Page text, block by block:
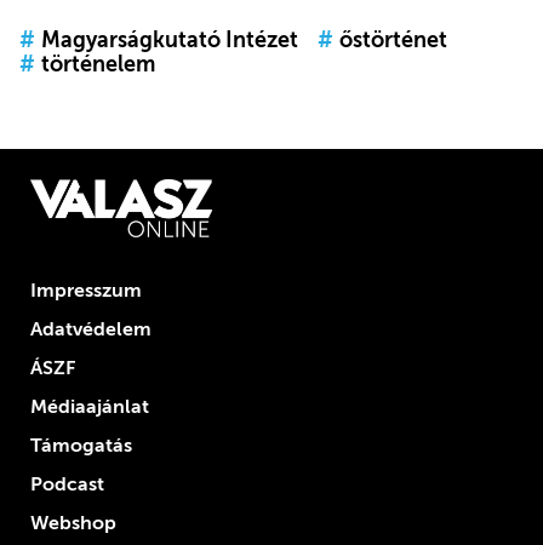
# Magyarságkutató Intézet # őstörténet
# történelem
Impresszum
Adatvédelem
ÁSZF
Médiaajánlat
Támogatás
Podcast
Webshop